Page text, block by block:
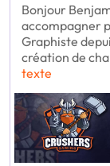
Bonjour
accompagner
Graphiste
création de
texte